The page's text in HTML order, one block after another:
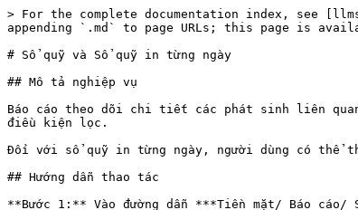
> For the complete documentation index, see
appending `.md` to page URLs; this page is
# Sổ quỹ và Sổ quỹ in từng ngày
## Mô tả nghiệp vụ
Báo cáo theo dõi chi tiết các phát sinh liên
điều kiện lọc.
Đối với sổ quỹ in từng ngày, người dùng có thể
## Hướng dẫn thao tác
**Bước 1:** Vào đường dẫn ***Tiền mặt/ Báo